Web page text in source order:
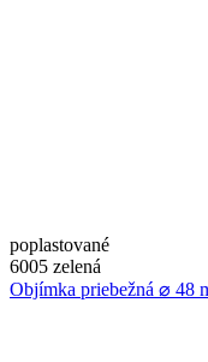
poplastované
6005 zelená
Objímka priebežná ⌀ 48